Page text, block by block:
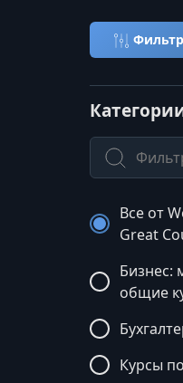
Фильтр
Поиск по
Все от
Great
Бизнес:
общие
Курсы